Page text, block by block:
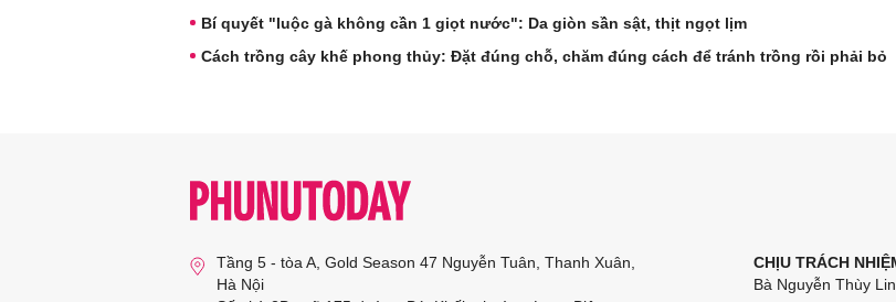
Bí quyết "luộc gà không cần 1 giọt nước": Da giòn sần sật, thịt ngọt lịm
Cách trồng cây khế phong thủy: Đặt đúng chỗ, chăm đúng cách để tránh trồng rồi phải bỏ
Tầng 5 - tòa A, Gold Season 47 Nguyễn Tuân, Thanh Xuân,
Hà Nội
CHỊU TRÁCH
Bà Nguyễn Thùy